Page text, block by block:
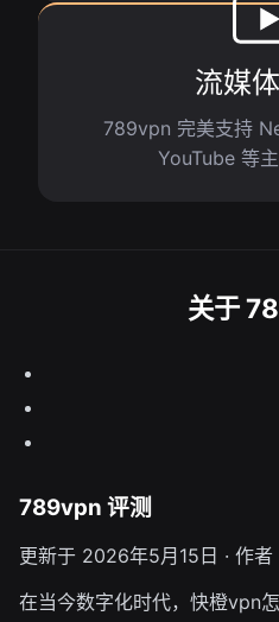
流媒
789vpn 完美支持
YouTube 等主
关于
789vpn 评测
更新于 2026年5月15日 · 作者
在当今数字化时代，快橙vpn